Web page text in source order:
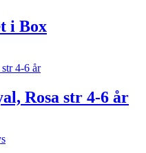
i Box
Rosa str 4-6 år